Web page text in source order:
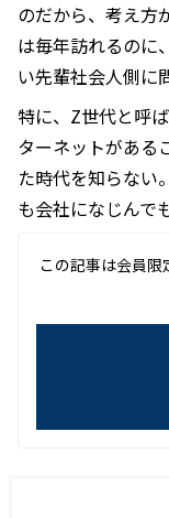
のだから、考え方
は毎年訪れるのに
い先輩社会人側に
特に、Z世代と呼
ターネットがある
た時代を知らない
も会社になじんで
この記事は会員